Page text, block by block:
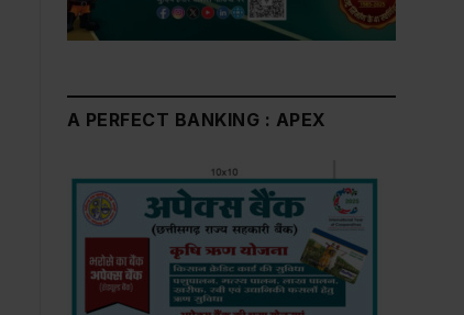
A PERFECT BANKING : APEX